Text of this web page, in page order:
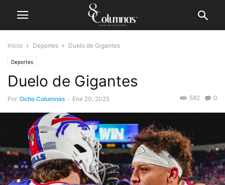
Inicio Deportes Duelo de Gigantes
Deportes
Duelo de Gigantes
Por Ocho Columnas - Ene 20, 2025 0
582